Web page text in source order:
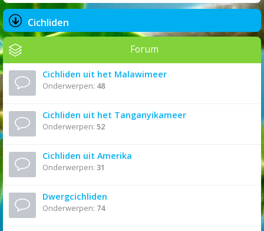
Cichliden
Forum
Cichliden uit het Malawimeer
Onderwerpen: 48
Cichliden uit het Tanganyikameer
Onderwerpen: 52
Cichliden uit Amerika
Onderwerpen: 31
Dwergcichliden
Onderwerpen: 74